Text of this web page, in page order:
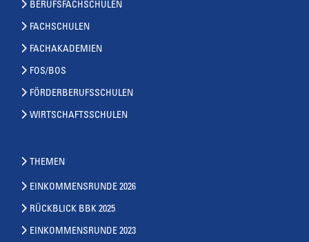
BERUFSFACHSCHULEN
FACHSCHULEN
FACHAKADEMIEN
FOS/BOS
FÖRDERBERUFSSCHULEN
WIRTSCHAFTSSCHULEN
THEMEN
EINKOMMENSRUNDE 2026
RÜCKBLICK BBK 2025
EINKOMMENSRUNDE 2023